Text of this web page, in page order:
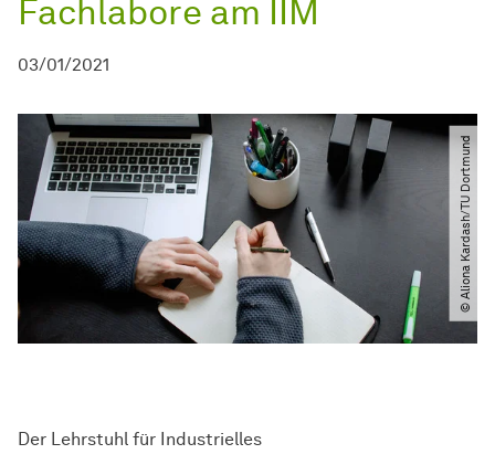
Fachlabore am IIM
03/01/2021
© Aliona Kardash​/​TU Dortmund
Der Lehrstuhl für Industrielles